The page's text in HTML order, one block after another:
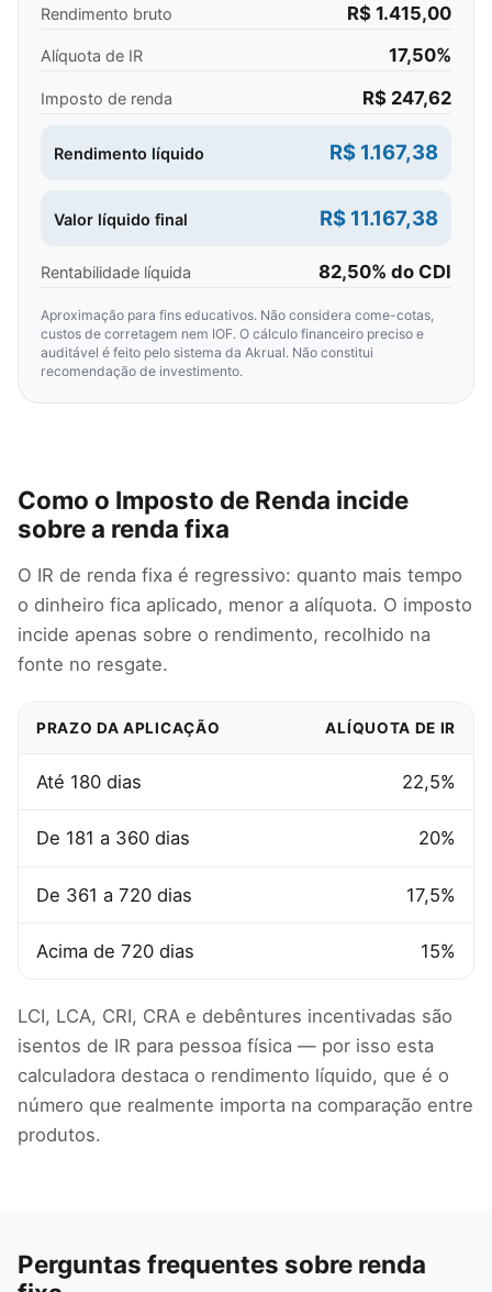
Rendimento bruto R$ 1.415,00
Alíquota de IR 17,50%
Imposto de renda R$ 247,62
Rendimento líquido R$ 1.167,38
Valor líquido final R$ 11.167,38
Rentabilidade líquida 82,50% do CDI
Aproximação para fins educativos. Não considera come-cotas,
custos de corretagem nem IOF. O cálculo financeiro preciso e
auditável é feito pelo sistema da Akrual. Não constitui
recomendação de investimento.
Como o Imposto de Renda incide
sobre a renda fixa
O IR de renda fixa é regressivo: quanto mais tempo
o dinheiro fica aplicado, menor a alíquota. O imposto
incide apenas sobre o rendimento, recolhido na
fonte no resgate.
PRAZO DA APLICAÇÃO ALÍQUOTA DE IR
Até 180 dias 22,5%
De 181 a 360 dias 20%
De 361 a 720 dias 17,5%
Acima de 720 dias 15%
LCI, LCA, CRI, CRA e debêntures incentivadas são
isentos de IR para pessoa física — por isso esta
calculadora destaca o rendimento líquido, que é o
número que realmente importa na comparação entre
produtos.
Perguntas frequentes sobre renda